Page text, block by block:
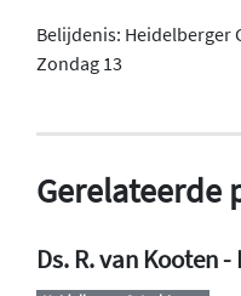
Belijdenis: Heidelberger
Zondag 13
Gerelateerde
Ds. R. van Kooten